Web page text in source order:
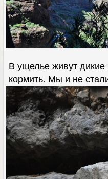
В ущелье живут
кормить. Мы и не